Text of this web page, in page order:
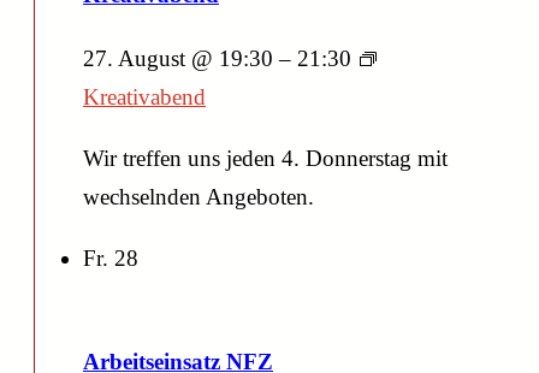
27. August @ 19:30 – 21:30
Kreativabend
Wir treffen uns jeden 4. Donnerstag mit
wechselnden Angeboten.
Fr. 28
Arbeitseinsatz NFZ